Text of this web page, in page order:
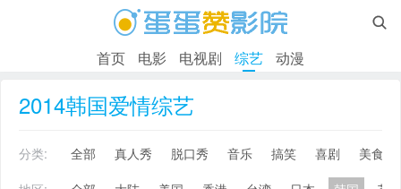

首页 电影 电视剧 综艺 动漫
2014韩国爱情综艺
分类: 全部 真人秀 脱口秀 音乐 搞笑 喜剧
美食